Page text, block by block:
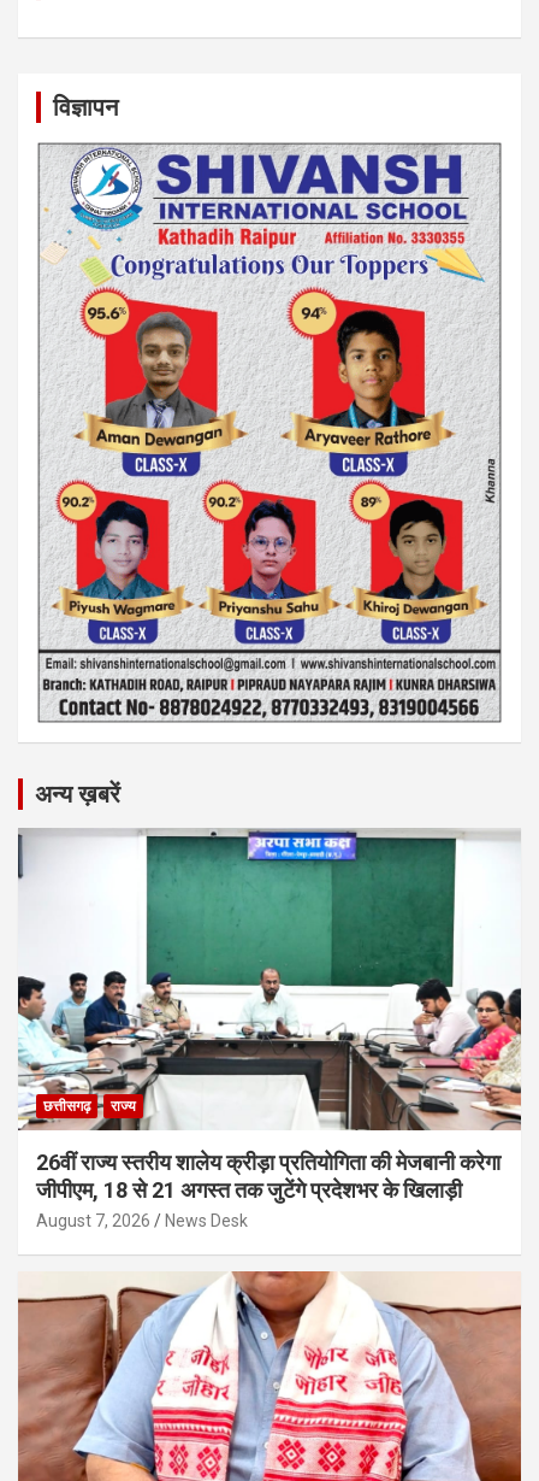
विज्ञापन
अन्य ख़बरें
छत्तीसगढ़ राज्य
26वीं राज्य स्तरीय शालेय क्रीड़ा प्रतियोगिता की मेजबानी करेगा
जीपीएम, 18 से 21 अगस्त तक जुटेंगे प्रदेशभर के खिलाड़ी
August 7, 2026 News Desk